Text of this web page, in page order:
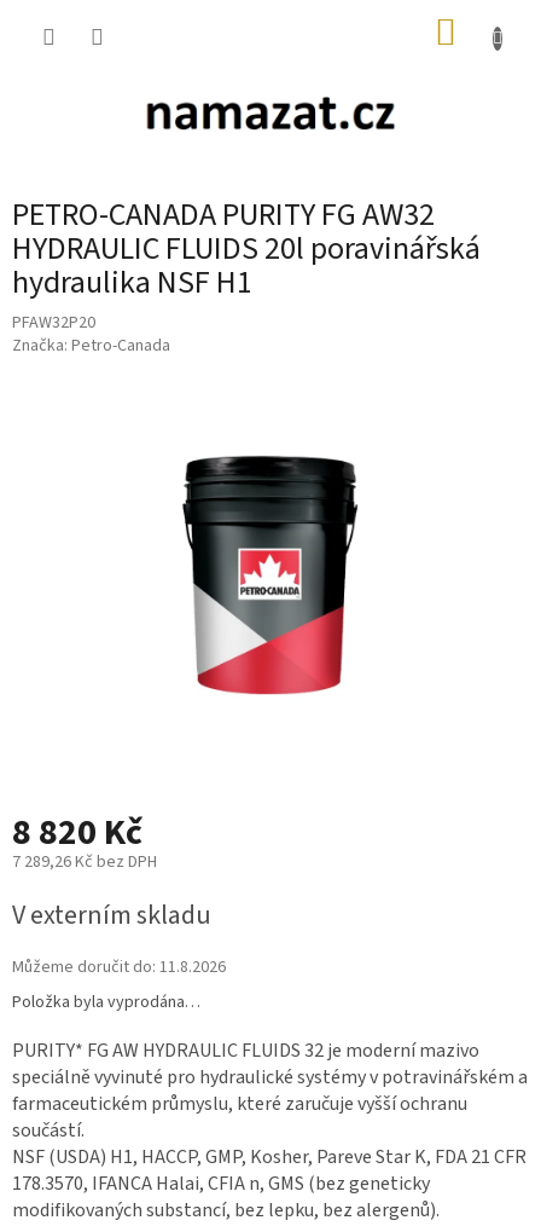
PETRO-CANADA PURITY FG AW32
HYDRAULIC FLUIDS 20l poravinářská
hydraulika NSF H1
PFAW32P20
Značka: Petro-Canada
8 820 Kč
7 289,26 Kč bez DPH
cena:
V externím skladu
Můžeme doručit do: 11.8.2026
Položka byla vyprodána…
PURITY* FG AW HYDRAULIC FLUIDS 32 je moderní mazivo
speciálně vyvinuté pro hydraulické systémy v potravinářském a
farmaceutickém průmyslu, které zaručuje vyšší ochranu
součástí.
NSF (USDA) H1, HACCP, GMP, Kosher, Pareve Star K, FDA 21 CFR
178.3570, IFANCA Halai, CFIA n, GMS (bez geneticky
modifikovaných substancí, bez lepku, bez alergenů).